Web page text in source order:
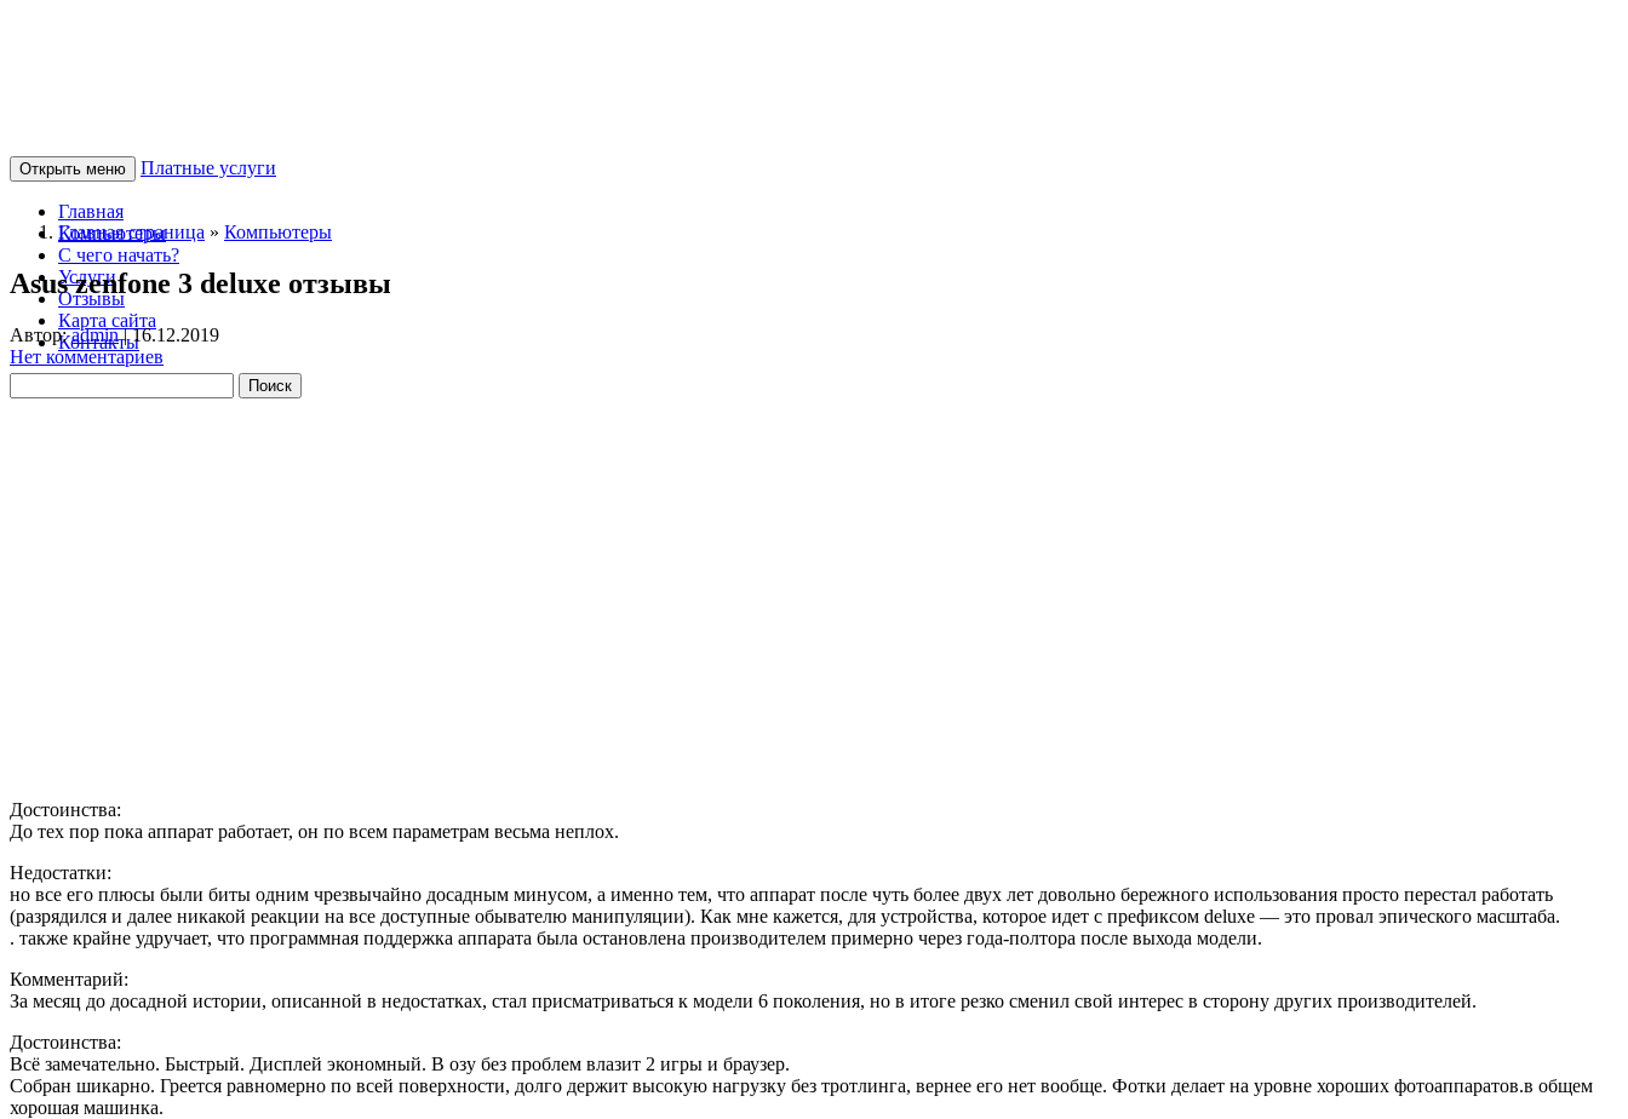
Открыть меню Платные услуги
Главная
Компьютеры
С чего начать?
Услуги
Отзывы
Карта сайта
Контакты
Главная страница » Компьютеры
Asus zenfone 3 deluxe отзывы
Автор:admin | 16.12.2019
Нет комментариев
Достоинства:
До тех пор пока аппарат работает, он по всем параметрам весьма неплох.
Недостатки:
но все его плюсы были биты одним чрезвычайно досадным минусом, а именно тем, что аппарат после чуть более двух лет довольно бережного использования просто перестал работать
(разрядился и далее никакой реакции на все доступные обывателю манипуляции). Как мне кажется, для устройства, которое идет с префиксом deluxe — это провал эпического масштаба.
. также крайне удручает, что программная поддержка аппарата была остановлена производителем примерно через года-полтора после выхода модели.
Комментарий:
За месяц до досадной истории, описанной в недостатках, стал присматриваться к модели 6 поколения, но в итоге резко сменил свой интерес в сторону других производителей.
Достоинства:
Всё замечательно. Быстрый. Дисплей экономный. В озу без проблем влазит 2 игры и браузер.
Собран шикарно. Греется равномерно по всей поверхности, долго держит высокую нагрузку без тротлинга, вернее его нет вообще. Фотки делает на уровне хороших фотоаппаратов.в общем
хорошая машинка.